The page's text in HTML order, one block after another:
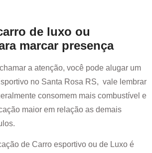
de luxo ou
marcar presença
a atenção, você pode alugar um
no Santa Rosa RS, vale lembrar
consomem mais combustível e
maior em relação as demais
de Carro esportivo ou de Luxo é